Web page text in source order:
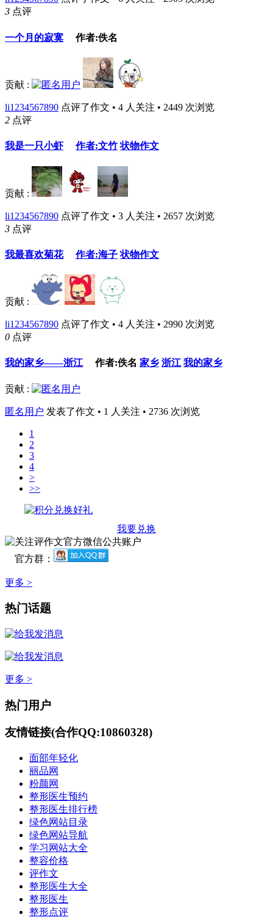
3 点评
一个月的寂寞 作者:佚名
贡献 :
li1234567890 点评了作文 • 4 人关注 • 2449 次浏览
2 点评
我是一只小虾 作者:文竹 状物作文
贡献 :
li1234567890 点评了作文 • 3 人关注 • 2657 次浏览
3 点评
我最喜欢菊花 作者:海子 状物作文
贡献 :
li1234567890 点评了作文 • 4 人关注 • 2990 次浏览
0 点评
我的家乡——浙江 作者:佚名 家乡 浙江 我的家乡
贡献 :
匿名用户 发表了作文 • 1 人关注 • 2736 次浏览
1
2
3
4
>
>>
我要兑换
官方群：
更多 >
热门话题
更多 >
热门用户
友情链接(合作QQ:10860328)
面部年轻化
丽品网
粉颜网
整形医生预约
整形医生排行榜
绿色网站目录
绿色网站导航
学习网站大全
整容价格
评作文
整形医生大全
整形医生
整形点评